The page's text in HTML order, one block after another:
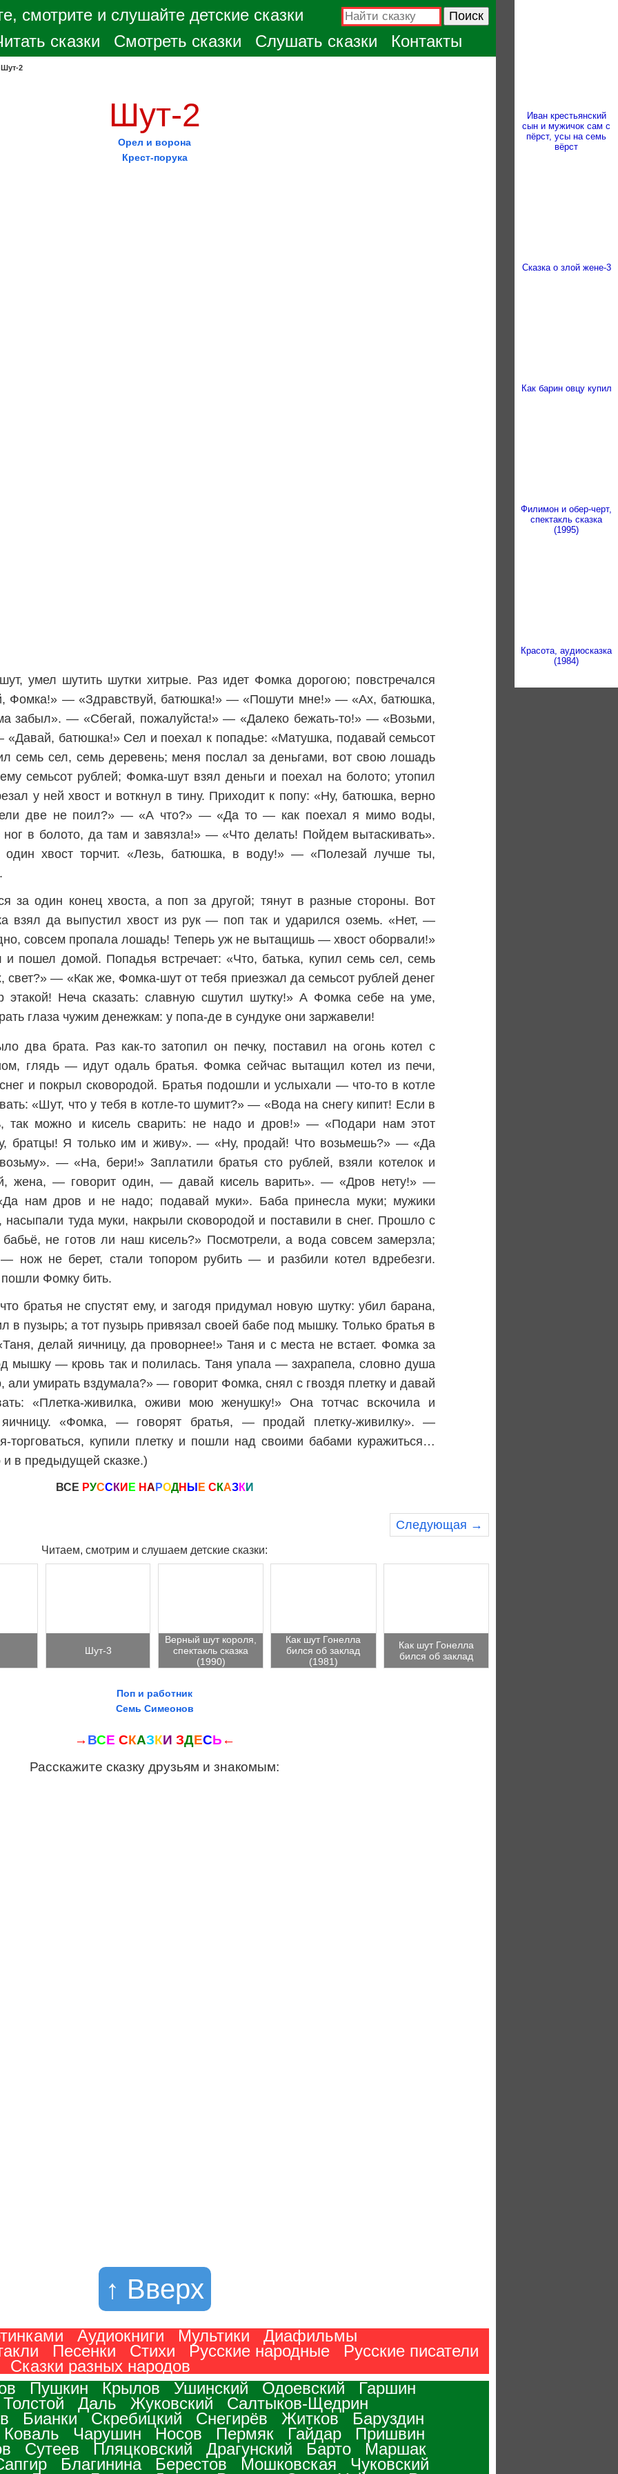
Иван крестьянский
сын и мужичок сам с
пёрст, усы на семь
вёрст
Сказка о злой жене-3
Как барин овцу купил
Филимон и обер-черт,
спектакль сказка
(1995)
Красота, аудиосказка
(1984)
смотрите и слушайте детские сказки
сказки Смотреть сказки Слушать сказки Контакты
Шут-2
Шут-2
Орел и ворона
Крест-порука
умел шутить шутки хитрые. Раз идет Фомка дорогою; повстречался
Фомка!» — «Здравствуй, батюшка!» — «Пошути мне!» — «Ах, батюшка,
забыл». — «Сбегай, пожалуйста!» — «Далеко бежать-то!» — «Возьми,
батюшка!» Сел и поехал к попадье: «Матушка, подавай семьсот
семь сел, семь деревень; меня послал за деньгами, вот свою лошадь
семьсот рублей; Фомка-шут взял деньги и поехал на болото; утопил
у ней хвост и воткнул в тину. Приходит к попу: «Ну, батюшка, верно
две не поил?» — «А что?» — «Да то — как поехал я мимо воды,
ног в болото, да там и завязла!» — «Что делать! Пойдем вытаскивать».
хвост торчит. «Лезь, батюшка, в воду!» — «Полезай лучше ты,
за один конец хвоста, а поп за другой; тянут в разные стороны. Вот
взял да выпустил хвост из рук — поп так и ударился оземь. «Нет, —
совсем пропала лошадь! Теперь уж не вытащишь — хвост оборвали!»
и пошел домой. Попадья встречает: «Что, батька, купил семь сел, семь
свет?» — «Как же, Фомка-шут от тебя приезжал да семьсот рублей денег
Неча сказать: славную сшутил шутку!» А Фомка себе на уме,
глаза чужим денежкам: у попа-де в сундуке они заржавели!
два брата. Раз как-то затопил он печку, поставил на огонь котел с
глядь — идут одаль братья. Фомка сейчас вытащил котел из печи,
и покрыл сковородой. Братья подошли и услыхали — что-то в котле
«Шут, что у тебя в котле-то шумит?» — «Вода на снегу кипит! Если в
так можно и кисель сварить: не надо и дров!» — «Подари нам этот
братцы! Я только им и живу». — «Ну, продай! Что возьмешь?» — «Да
— «На, бери!» Заплатили братья сто рублей, взяли котелок и
жена, — говорит один, — давай кисель варить». — «Дров нету!» —
нам дров и не надо; подавай муки». Баба принесла муки; мужики
туда муки, накрыли сковородой и поставили в снег. Прошло с
не готов ли наш кисель?» Посмотрели, а вода совсем замерзла;
нож не берет, стали топором рубить — и разбили котел вдребезги.
Фомку бить.
братья не спустят ему, и загодя придумал новую шутку: убил барана,
в пузырь; а тот пузырь привязал своей бабе под мышку. Только братья в
делай яичницу, да проворнее!» Таня и с места не встает. Фомка за
мышку — кровь так и полилась. Таня упала — захрапела, словно душа
али умирать вздумала?» — говорит Фомка, снял с гвоздя плетку и давай
«Плетка-живилка, оживи мою женушку!» Она тотчас вскочила и
яичницу. «Фомка, — говорят братья, — продай плетку-живилку». —
торговаться, купили плетку и пошли над своими бабами куражиться…
и в предыдущей сказке.)
ВСЕ РУСС КИ Е НА РОДН Ы Е С КАЗКИ
Следующая →
Читаем, смотрим и слушаем детские сказки:
Шут-3
Верный шут короля,
спектакль сказка
(1990)
Как шут Гонелла
бился об заклад
(1981)
Как шут Гонелла
бился об заклад
Поп и работник
Семь Симеонов
→ ВСЕ СКАЗКИ ЗДЕСЬ ←
Расскажите сказку друзьям и знакомым:
↑ Вверх
Аудиокниги Мультики
Диафильмы
Песенки Стихи Русские народные
Русские писатели
Сказки разных народов
Пушкин Крылов Ушинский Одоевский
Гаршин
Даль Жуковский
Салтыков-Щедрин
Бианки Скребицкий Снегирёв Житков
Баруздин
Коваль Чарушин Носов Пермяк Гайдар
Пришвин
Сутеев Пляцковский Драгунский Барто
Маршак
Благинина Берестов Мошковская
Чуковский